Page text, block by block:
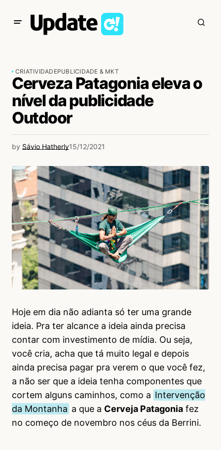
CRIATIVIDADEPUBLICIDADE & MKT
Cerveza Patagonia eleva o
nível da publicidade
Outdoor
by Sávio Hatherly15/12/2021
Hoje em dia não adianta só ter uma grande
ideia. Pra ter alcance a ideia ainda precisa
contar com investimento de mídia. Ou seja,
você cria, acha que tá muito legal e depois
ainda precisa pagar pra verem o que você fez,
a não ser que a ideia tenha componentes que
cortem alguns caminhos, como a Intervenção
da Montanha a que a Cerveja Patagonia fez
no começo de novembro nos céus da Berrini.